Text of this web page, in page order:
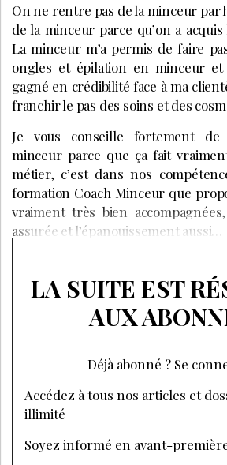
On ne rentre pas de la minceur par
de la minceur parce qu’on a
La minceur m’a permis de faire
ongles et épilation en minceur et
gagné en crédibilité face à ma
franchir le pas des soins et des
Je vous conseille fortement
minceur parce que ça fait
métier, c’est dans nos
formation Coach Minceur que
vraiment très bien
assurée et l’épanouissement aussi…
LA SUITE EST
AUX
Déjà abonné ? Se
Accédez à tous nos articles et
illimité
Soyez informé en avant-